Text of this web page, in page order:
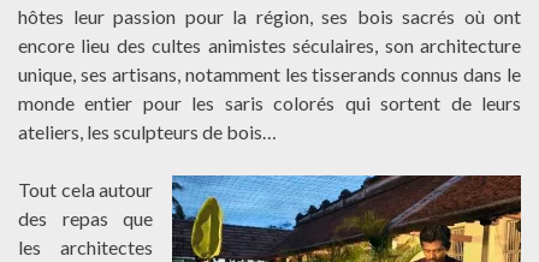
hôtes leur passion pour la région, ses bois sacrés où ont
encore lieu des cultes animistes séculaires, son architecture
unique, ses artisans, notamment les tisserands connus dans le
monde entier pour les saris colorés qui sortent de leurs
ateliers, les sculpteurs de bois…
Tout cela autour
des repas que
les architectes